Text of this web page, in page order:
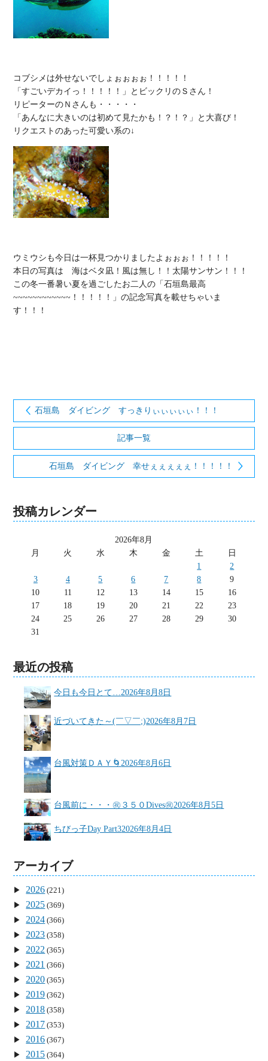
コブシメは外せないでしょぉぉぉぉ！！！！！
「すごいデカイっ！！！！！」とビックリのＳさん！
リピーターのＮさんも・・・・・
「あんなに大きいのは初めて見たかも！？！？」と大喜び！
ウミウシも今日は一杯見つかりましたよぉぉぉ！！！！！
本日の写真は　海はベタ凪！風は無し！！太陽サンサン！！！
この冬一番暑い夏を過ごしたお二人の「石垣島最高
~~~~~~~~~~~~！！！！！」の記念写真を載せちゃいま
す！！！
石垣島 ダイビング すっきりぃぃぃぃぃ！！！
記事一覧
石垣島 ダイビング 幸せぇぇぇぇぇ！！！！！
投稿カレンダー
2026年8月
月
火 水 木 金 土
日
1
2
3
4 5 6 7 8
9
10
11 12 13 14 15
16
17
18 19 20 21 22
23
24
25 26 27 28 29
30
31
最近の投稿
今日も今日とて… 2026年8月8日
近づいてきた～(￣▽￣;)2026年8月7日
台風対策ＤＡＹ🌀 2026年8月6日
台風前に・・・㊗３５０Dives㊗2026年8月5日
ちびっ子Day Part32026年8月4日
アーカイブ
2026 (221)
2025 (369)
2024 (366)
2023 (358)
2022 (365)
2021 (366)
2020 (365)
2019 (362)
2018 (358)
2017 (353)
2016 (367)
2015 (364)